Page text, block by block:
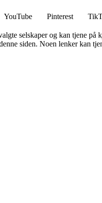
YouTube Pinterest
selskaper og kan tjene på
siden. Noen lenker kan